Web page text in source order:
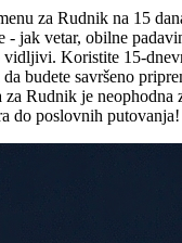
za Rudnik na 15
- jak vetar, obilne
vidljivi. Koristite 15-
budete savršeno
za Rudnik je neophodna
do poslovnih putovanja!